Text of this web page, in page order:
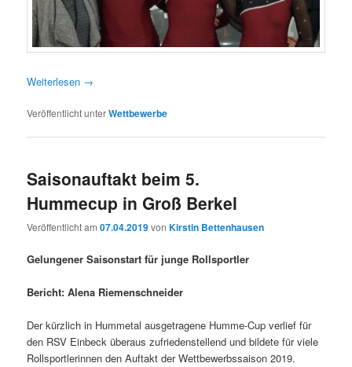
Weiterlesen →
Veröffentlicht unterWettbewerbe
Saisonauftakt beim 5.
Hummecup in Groß Berkel
Veröffentlicht am07.04.2019vonKirstin Bettenhausen
Gelungener Saisonstart für junge Rollsportler
Bericht: Alena Riemenschneider
Der kürzlich in Hummetal ausgetragene Humme-Cup verlief für
den RSV Einbeck überaus zufriedenstellend und bildete für viele
Rollsportlerinnen den Auftakt der Wettbewerbssaison 2019.